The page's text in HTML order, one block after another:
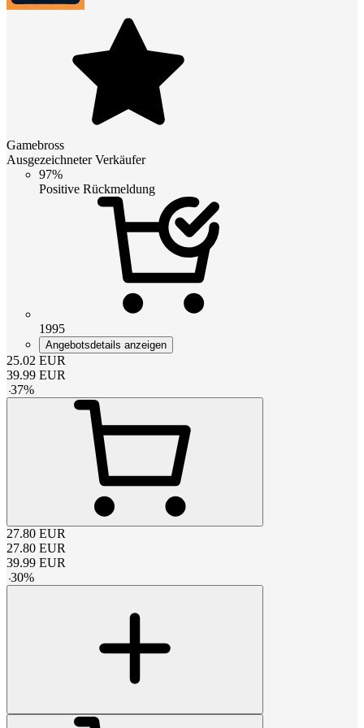
Gamebross
Ausgezeichneter Verkäufer
97%
Positive Rückmeldung
1995
Angebotsdetails anzeigen
25.02 EUR
39.99 EUR
-37%
27.80 EUR
27.80 EUR
39.99 EUR
-30%